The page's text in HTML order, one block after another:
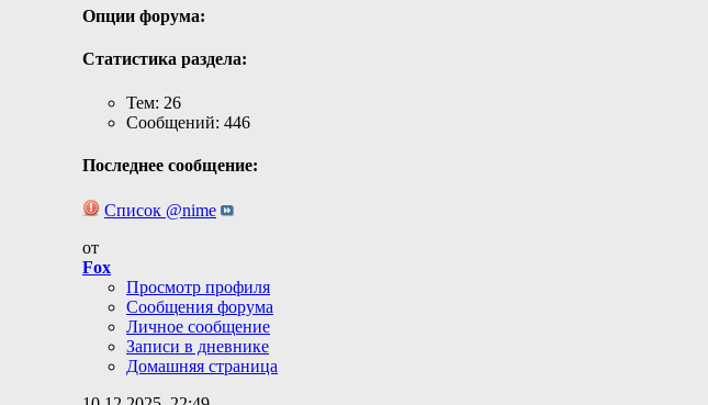
Опции форума:
Статистика раздела:
Тем: 26
Сообщений: 446
Последнее сообщение:
Список @nime
от
Fox
Просмотр профиля
Сообщения форума
Личное сообщение
Записи в дневнике
Домашняя страница